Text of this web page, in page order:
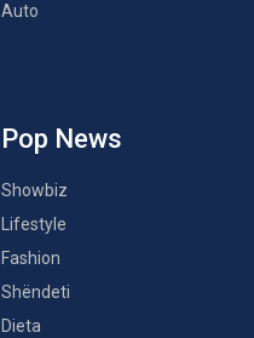
Auto
Pop News
Showbiz
Lifestyle
Fashion
Shëndeti
Dieta